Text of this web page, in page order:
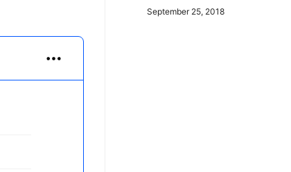
September 25, 2018